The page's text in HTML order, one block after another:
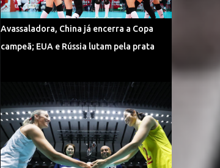
Avassaladora, China já encerra a Copa
campeã; EUA e Rússia lutam pela prata